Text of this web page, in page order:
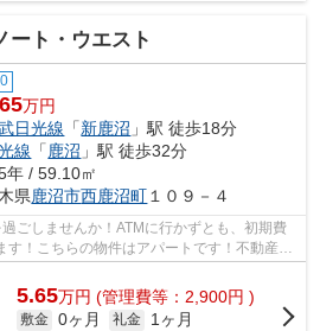
ート・ウエスト
万円
日光線 「新鹿沼 」駅 徒歩18分
線 「 鹿沼 」駅 徒歩32分
年 / 59.10㎡
県鹿沼市西鹿沼町 １０９－４
ごしませんか！ATMに行かずとも、初期費
す！こちらの物件はアパートです！不動産情
にお問い...
5.65万円 (管理費等：2,900円 )
敷金 0ヶ月 礼金
1ヶ月